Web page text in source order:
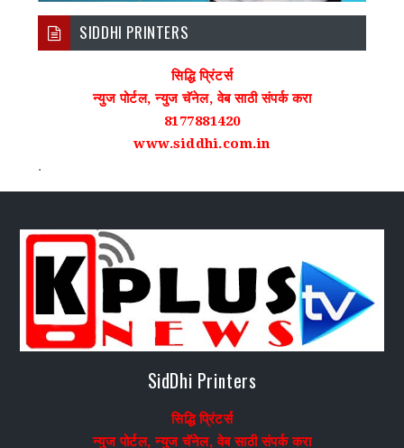
SIDDHI PRINTERS
सिद्धि प्रिंटर्स
न्युज पोर्टल, न्युज चॅनेल, वेब साठी संपर्क करा
8177881420
www.siddhi.com.in
.
SidDhi Printers
सिद्धि प्रिंटर्स
न्युज पोर्टल, न्युज चॅनेल, वेब साठी संपर्क करा